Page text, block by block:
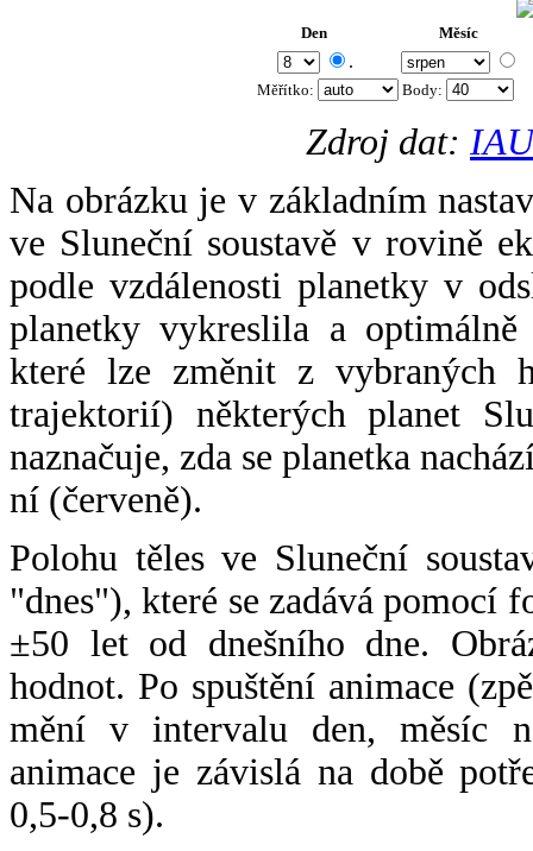
Den Měsíc
.
Měřítko: Body:
Zdroj dat:
Na obrázku je v základním
ve Sluneční soustavě v rovině
podle vzdálenosti planetky v
planetky vykreslila a
které lze změnit z vybraných
trajektorií) některých planet
naznačuje, zda se planetka
ní (červeně).
Polohu těles ve Sluneční
"dnes"), které se zadává pomocí
±50 let od dnešního dne.
hodnot. Po spuštění animace
mění v intervalu den, měsíc
animace je závislá na době
0,5-0,8 s).